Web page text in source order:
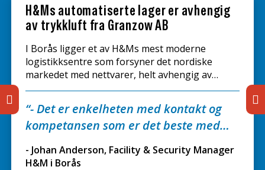
H&Ms automatiserte lager er avhengig
av trykkluft fra Granzow AB
I Borås ligger et av H&Ms mest moderne
logistikksentre som forsyner det nordiske
markedet med nettvarer, helt avhengig av
trykkluft fra Granzow.
- Det er enkelheten med kontakt og
kompetansen som er det beste med
- Johan Anderson, Facility & Security Manager
H&M i Borås